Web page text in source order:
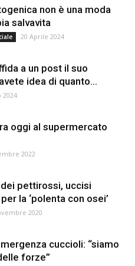
non è una moda
salvavita
20 Aprile 2024
a un post il suo
idea di quanto...
2024
oggi al supermercato
2022
pettirossi, uccisi
la ‘polenta con osei’
2020
cuccioli: “siamo
forze”